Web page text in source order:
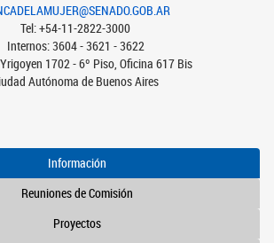
Tel: +54-11-2822-3000
Internos: 3604 - 3621 - 3622
1702 - 6º Piso, Oficina 617 Bis
Autónoma de Buenos Aires
Información
Reuniones de Comisión
Proyectos